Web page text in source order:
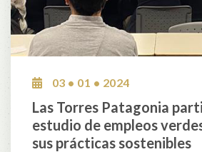
03 • 01 • 2024
Las Torres Patagonia
estudio de empleos
sus prácticas sostenibles